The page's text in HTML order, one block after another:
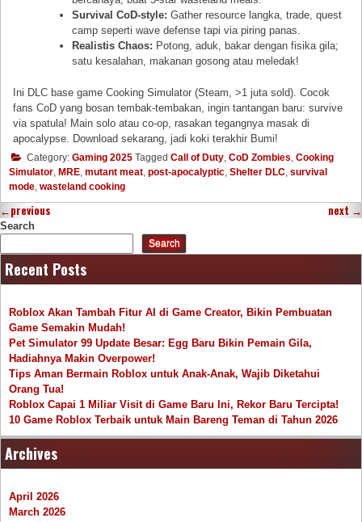
Survival CoD-style: Gather resource langka, trade, quest
camp seperti wave defense tapi via piring panas.
Realistis Chaos: Potong, aduk, bakar dengan fisika gila;
satu kesalahan, makanan gosong atau meledak!
Ini DLC base game Cooking Simulator (Steam, >1 juta sold). Cocok
fans CoD yang bosan tembak-tembakan, ingin tantangan baru: survive
via spatula! Main solo atau co-op, rasakan tegangnya masak di
apocalypse. Download sekarang, jadi koki terakhir Bumi!
Category: Gaming 2025 Tagged Call of Duty CoD Zombies Cooking
Simulator MRE mutant meat post-apocalyptic Shelter DLC survival
mode wasteland cooking
←previous next →
Search
Search
Recent Posts
Roblox Akan Tambah Fitur AI di Game Creator, Bikin Pembuatan
Game Semakin Mudah!
Pet Simulator 99 Update Besar: Egg Baru Bikin Pemain Gila,
Hadiahnya Makin Overpower!
Tips Aman Bermain Roblox untuk Anak-Anak, Wajib Diketahui
Orang Tua!
Roblox Capai 1 Miliar Visit di Game Baru Ini, Rekor Baru Tercipta!
10 Game Roblox Terbaik untuk Main Bareng Teman di Tahun 2026
Archives
April 2026
March 2026